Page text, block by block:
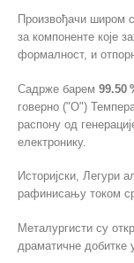
Произвођачи широм
за компоненте које
формалност, и
Садрже барем 99.50
говерно ("О")
распону од
електронику.
Историјски, Легури
рафинисању током
Металургисти су
драматичне